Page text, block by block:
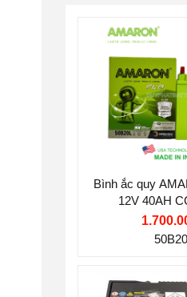
Bình ắc quy
12V 40AH
Thương hiệu